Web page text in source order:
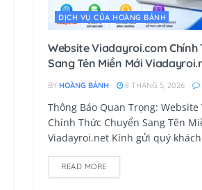
DỊCH VỤ CỦA HOÀNG BẢNH
Website Viadayroi.com Chính
Sang Tên Miền Mới
BY HOÀNG BẢNH 8 THÁNG 5, 2026
Thông Báo Quan Trọng: Website
Chính Thức Chuyển Sang Tên
Viadayroi.net Kính gửi quý
READ MORE